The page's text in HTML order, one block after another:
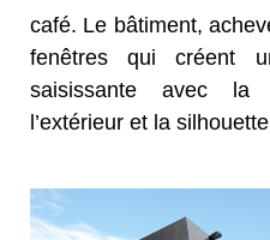
café. Le bâtiment,
fenêtres qui créent
saisissante avec la
l’extérieur et la